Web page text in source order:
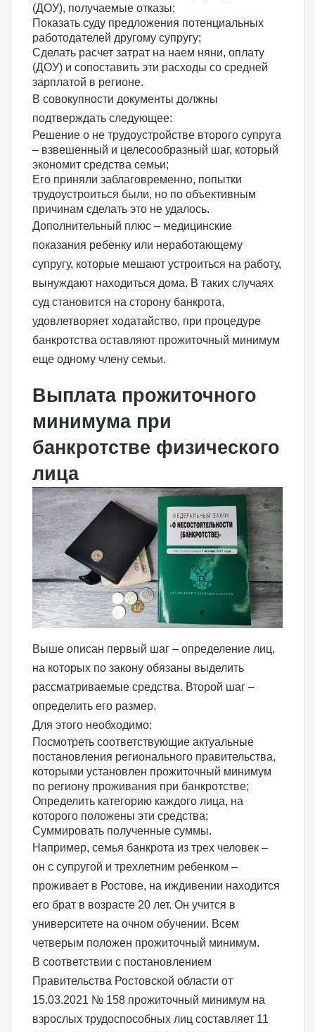
(ДОУ), получаемые отказы;
Показать суду предложения потенциальных
работодателей другому супругу;
Сделать расчет затрат на наем няни, оплату
(ДОУ) и сопоставить эти расходы со средней
зарплатой в регионе.
В совокупности документы должны
подтверждать следующее:
Решение о не трудоустройстве второго супруга
– взвешенный и целесообразный шаг, который
экономит средства семьи;
Его приняли заблаговременно, попытки
трудоустроиться были, но по объективным
причинам сделать это не удалось.
Дополнительный плюс – медицинские
показания ребенку или неработающему
супругу, которые мешают устроиться на работу,
вынуждают находиться дома. В таких случаях
суд становится на сторону банкрота,
удовлетворяет ходатайство, при процедуре
банкротства оставляют прожиточный минимум
еще одному члену семьи.
Выплата прожиточного
минимума при
банкротстве физического
лица
Выше описан первый шаг – определение лиц,
на которых по закону обязаны выделить
рассматриваемые средства. Второй шаг –
определить его размер.
Для этого необходимо:
Посмотреть соответствующие актуальные
постановления регионального правительства,
которыми установлен прожиточный минимум
по региону проживания при банкротстве;
Определить категорию каждого лица, на
которого положены эти средства;
Суммировать полученные суммы.
Например, семья банкрота из трех человек –
он с супругой и трехлетним ребенком –
проживает в Ростове, на иждивении находится
его брат в возрасте 20 лет. Он учится в
университете на очном обучении. Всем
четверым положен прожиточный минимум.
В соответствии с постановлением
Правительства Ростовской области от
15.03.2021 № 158 прожиточный минимум на
взрослых трудоспособных лиц составляет 11